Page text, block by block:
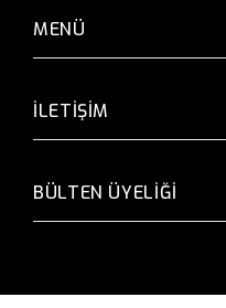
MENÜ
İLETİŞİM
BÜLTEN ÜYELİĞİ